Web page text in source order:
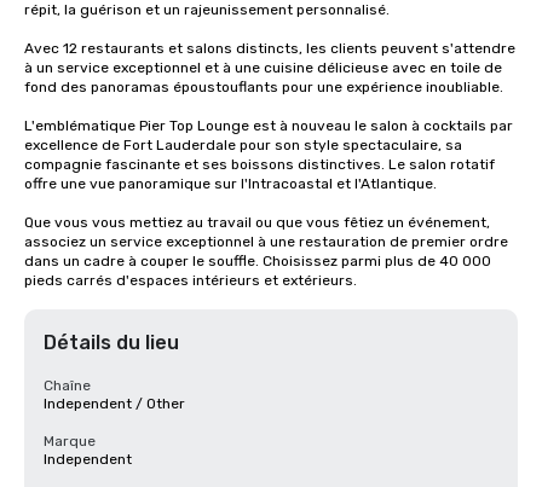
répit, la guérison et un rajeunissement personnalisé.
Avec 12 restaurants et salons distincts, les clients peuvent s'attendre
à un service exceptionnel et à une cuisine délicieuse avec en toile de
fond des panoramas époustouflants pour une expérience inoubliable.
L'emblématique Pier Top Lounge est à nouveau le salon à cocktails par
excellence de Fort Lauderdale pour son style spectaculaire, sa
compagnie fascinante et ses boissons distinctives. Le salon rotatif
offre une vue panoramique sur l'Intracoastal et l'Atlantique.
Que vous vous mettiez au travail ou que vous fêtiez un événement,
associez un service exceptionnel à une restauration de premier ordre
dans un cadre à couper le souffle. Choisissez parmi plus de 40 000
pieds carrés d'espaces intérieurs et extérieurs.
Détails du lieu
Chaîne
Independent / Other
Marque
Independent